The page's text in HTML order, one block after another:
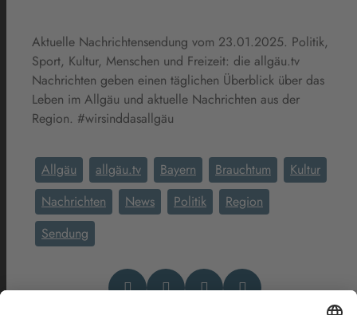
Aktuelle Nachrichtensendung vom 23.01.2025. Politik,
Sport, Kultur, Menschen und Freizeit: die allgäu.tv
Nachrichten geben einen täglichen Überblick über das
Leben im Allgäu und aktuelle Nachrichten aus der
Region. #wirsinddasallgäu
Allgäu allgäu.tv Bayern Brauchtum
Kultur
Nachrichten
News Politik
Region
Sendung